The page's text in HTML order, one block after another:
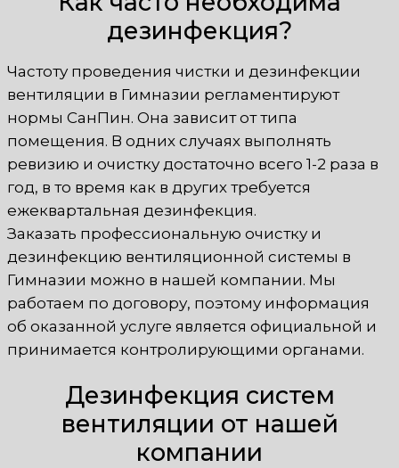
дезинфекция?
Частоту проведения чистки и дезинфекции
вентиляции в Гимназии регламентируют
нормы СанПин. Она зависит от типа
помещения. В одних случаях выполнять
ревизию и очистку достаточно всего 1-2 раза в
год, в то время как в других требуется
ежеквартальная дезинфекция.
Заказать профессиональную очистку и
дезинфекцию вентиляционной системы в
Гимназии можно в нашей компании. Мы
работаем по договору, поэтому информация
об оказанной услуге является официальной и
принимается контролирующими органами.
Дезинфекция систем
вентиляции от нашей
компании